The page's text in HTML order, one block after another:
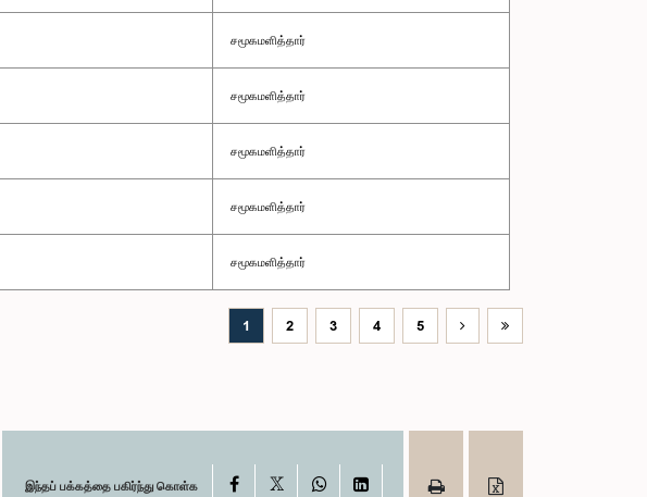
சமூகமளித்தார்
சமூகமளித்தார்
சமூகமளித்தார்
சமூகமளித்தார்
சமூகமளித்தார்
1 2 3 4 5
இந்தப் பக்கத்தை பகிர்ந்து கொள்க Facebook WhatsAppLinkedIn